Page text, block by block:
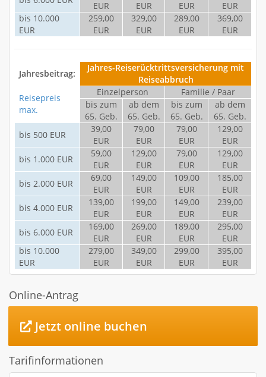
EUR EUR EUR
EUR
bis 10.000
EUR
259,00
EUR
329,00
EUR
289,00
EUR
369,00
EUR
Jahresbeitrag:
Jahres-Reiserücktrittsversicherung mit
Reiseabbruch
Reisepreis
max.
Einzelperson
Familie / Paar
bis zum
65. Geb.
ab dem
65. Geb.
bis zum
65. Geb.
ab dem
65. Geb.
bis 500 EUR
39,00
EUR
79,00
EUR
79,00
EUR
129,00
EUR
bis 1.000 EUR
59,00
EUR
129,00
EUR
79,00
EUR
129,00
EUR
bis 2.000 EUR
69,00
EUR
149,00
EUR
109,00
EUR
185,00
EUR
bis 4.000 EUR
139,00
EUR
199,00
EUR
149,00
EUR
239,00
EUR
bis 6.000 EUR
169,00
EUR
269,00
EUR
189,00
EUR
295,00
EUR
bis 10.000
EUR
279,00
EUR
349,00
EUR
299,00
EUR
395,00
EUR
Online-Antrag
Jetzt online buchen
Tarifinformationen